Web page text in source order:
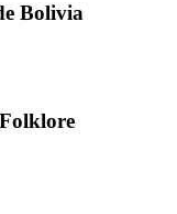
Bolivia